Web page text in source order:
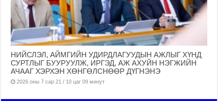
НИЙСЛЭЛ, АЙМГИЙН УДИРДЛАГУУДЫН АЖЛЫГ ХҮНД
СУРТЛЫГ БУУРУУЛЖ, ИРГЭД, АЖ АХУЙН НЭГЖИЙН
АЧААГ ХЭРХЭН ХӨНГӨЛСНӨӨР ДҮГНЭНЭ
2026 оны 7 сар 21 / 10 цаг 09 минут